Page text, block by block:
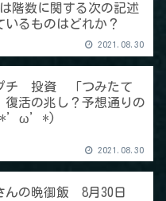
数に関する次の記述
るものはどれか？
2021.08.30
チ 投資 「つみたて
活の兆し？予想通りの
(*’ω’*)
2021.08.30
んの晩御飯 8月30日